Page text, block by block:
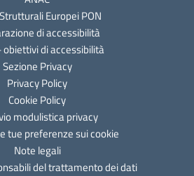
Europei PON
di accessibilità
obiettivi di accessibilità
Sezione Privacy
Privacy Policy
Cookie Policy
modulistica privacy
tue preferenze sui cookie
Note legali
del trattamento dei dati